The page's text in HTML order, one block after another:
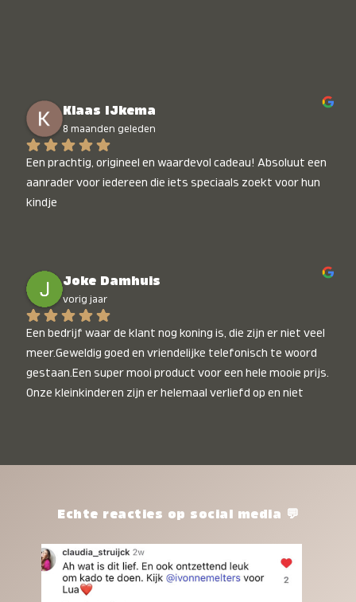
Klaas IJkema
8 maanden geleden
Een prachtig, origineel en waardevol cadeau! Absoluut een
aanrader voor iedereen die iets speciaals zoekt voor hun
kindje
Joke Damhuis
vorig jaar
Een bedrijf waar de klant nog koning is, die zijn er niet veel
meer.Geweldig goed en vriendelijke telefonisch te woord
gestaan.Een super mooi product voor een hele mooie prijs.
Onze kleinkinderen zijn er helemaal verliefd op en niet
het waard.Echte reacties op social media 💬